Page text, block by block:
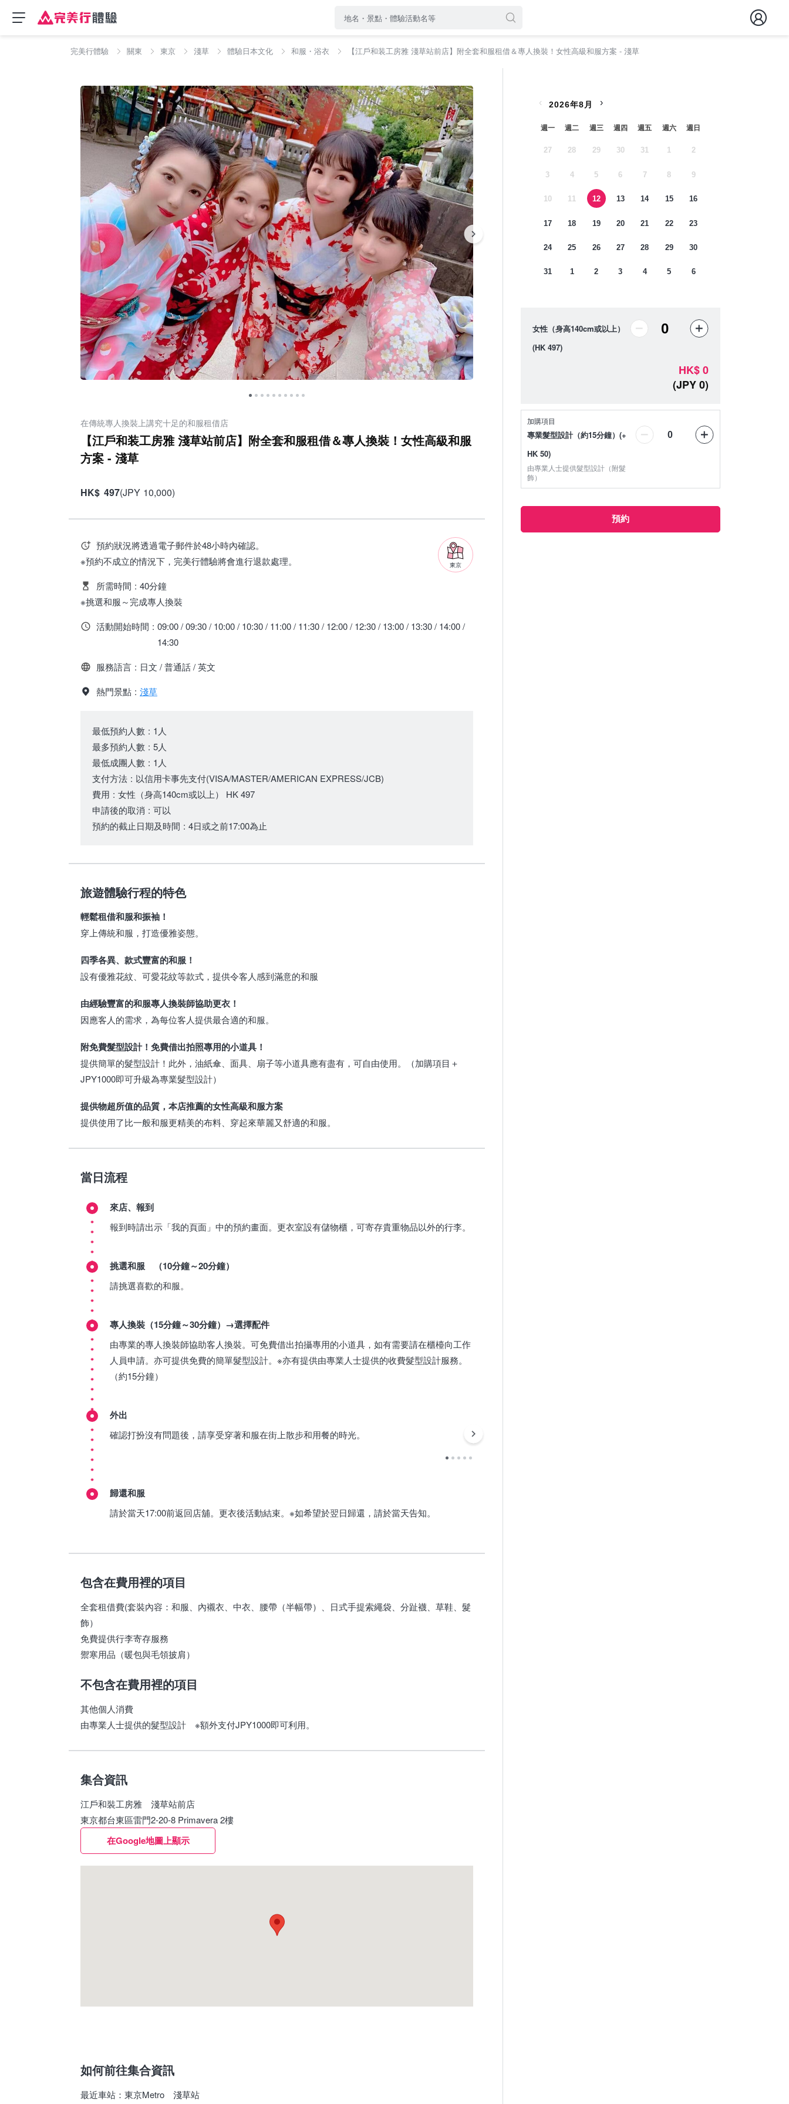
完美行體驗 關東 東京 淺草 體驗日本文化 和服・浴衣 【江戶和装工房雅 淺草站前店】附全套和服租借＆專人換裝！女性高級和服方案 - 淺草
在傳統專人換裝上講究十足的和服租借店
【江戶和装工房雅 淺草站前店】附全套和服租借＆專人換裝！女性高級和服
方案 - 淺草
HK$ 497(JPY 10,000)
東京
預約狀況將透過電子郵件於48小時內確認。
※預約不成立的情況下，完美行體驗將會進行退款處理。
所需時間 : 40分鐘
※挑選和服～完成專人換裝
活動開始時間 : 09:00 / 09:30 / 10:00 / 10:30 / 11:00 / 11:30 / 12:00 / 12:30 / 13:00 / 13:30 / 14:00 /
14:30
服務語言 : 日文 / 普通話 / 英文
熱門景點 : 淺草
最低預約人數 : 1人
最多預約人數 : 5人
最低成團人數 : 1人
支付方法 : 以信用卡事先支付(VISA/MASTER/AMERICAN EXPRESS/JCB)
費用 : 女性（身高140cm或以上）
HK 497
申請後的取消 : 可以
預約的截止日期及時間 : 4日或之前17:00為止
旅遊體驗行程的特色
輕鬆租借和服和振袖！
穿上傳統和服，打造優雅姿態。
四季各異、款式豐富的和服！
設有優雅花紋、可愛花紋等款式，提供令客人感到滿意的和服
由經驗豐富的和服專人換裝師協助更衣！
因應客人的需求，為每位客人提供最合適的和服。
附免費髮型設計！免費借出拍照專用的小道具！
提供簡單的髮型設計！此外，油紙傘、面具、扇子等小道具應有盡有，可自由使用。（加購項目＋
JPY1000即可升級為專業髮型設計）
提供物超所值的品質，本店推薦的女性高級和服方案
提供使用了比一般和服更精美的布料、穿起來華麗又舒適的和服。
當日流程
來店、報到
報到時請出示「我的頁面」中的預約畫面。更衣室設有儲物櫃，可寄存貴重物品以外的行李。
挑選和服 （10分鐘～20分鐘）
請挑選喜歡的和服。
專人換裝（15分鐘～30分鐘）→選擇配件
由專業的專人換裝師協助客人換裝。可免費借出拍攝專用的小道具，如有需要請在櫃檯向工作
人員申請。亦可提供免費的簡單髮型設計。※亦有提供由專業人士提供的收費髮型設計服務。
（約15分鐘）
外出
確認打扮沒有問題後，請享受穿著和服在街上散步和用餐的時光。
歸還和服
請於當天17:00前返回店舖。更衣後活動結束。※如希望於翌日歸還，請於當天告知。
包含在費用裡的項目
全套租借費(套裝內容：和服、內襯衣、中衣、腰帶（半幅帶）、日式手提索繩袋、分趾襪、草鞋、髮
飾）
免費提供行李寄存服務
禦寒用品（暖包與毛領披肩）
不包含在費用裡的項目
其他個人消費
由專業人士提供的髮型設計 ※額外支付JPY1000即可利用。
集合資訊
江戶和裝工房雅 淺草站前店
東京都台東區雷門2-20-8 Primavera 2樓
在Google地圖上顯示
如何前往集合資訊
最近車站 ： 東京Metro 淺草站
‹ 2026年8月 ›
週一 週二 週三 週四 週五 週六 週日
27 28 29 30 31 1 2
3 4 5 6 7 8 9
10 11 12 13 14 15 16
17 18 19 20 21 22 23
24 25 26 27 28 29 30
31 1 2 3 4 5 6
女性（身高140cm或以上）
(HK 497)
HK$0
(JPY0)
加購項目
專業髮型設計（約15分鐘） (+
HK 50)
由專業人士提供髮型設計（附髮
飾）
預約